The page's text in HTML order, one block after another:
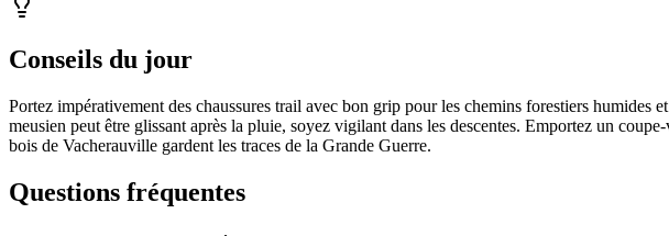
Conseils du jour
Portez impérativement des chaussures trail avec bon grip pour les chemins forestiers
meusien peut être glissant après la pluie, soyez vigilant dans les descentes. Emportez un
bois de Vacherauville gardent les traces de la Grande Guerre.
Questions fréquentes